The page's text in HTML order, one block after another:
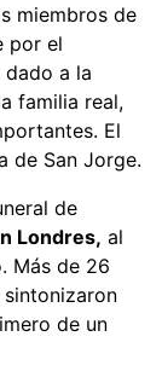
miembros de
por el
a la
familia real,
El
de San Jorge.
de
Londres, al
Más de 26
sintonizaron
de un